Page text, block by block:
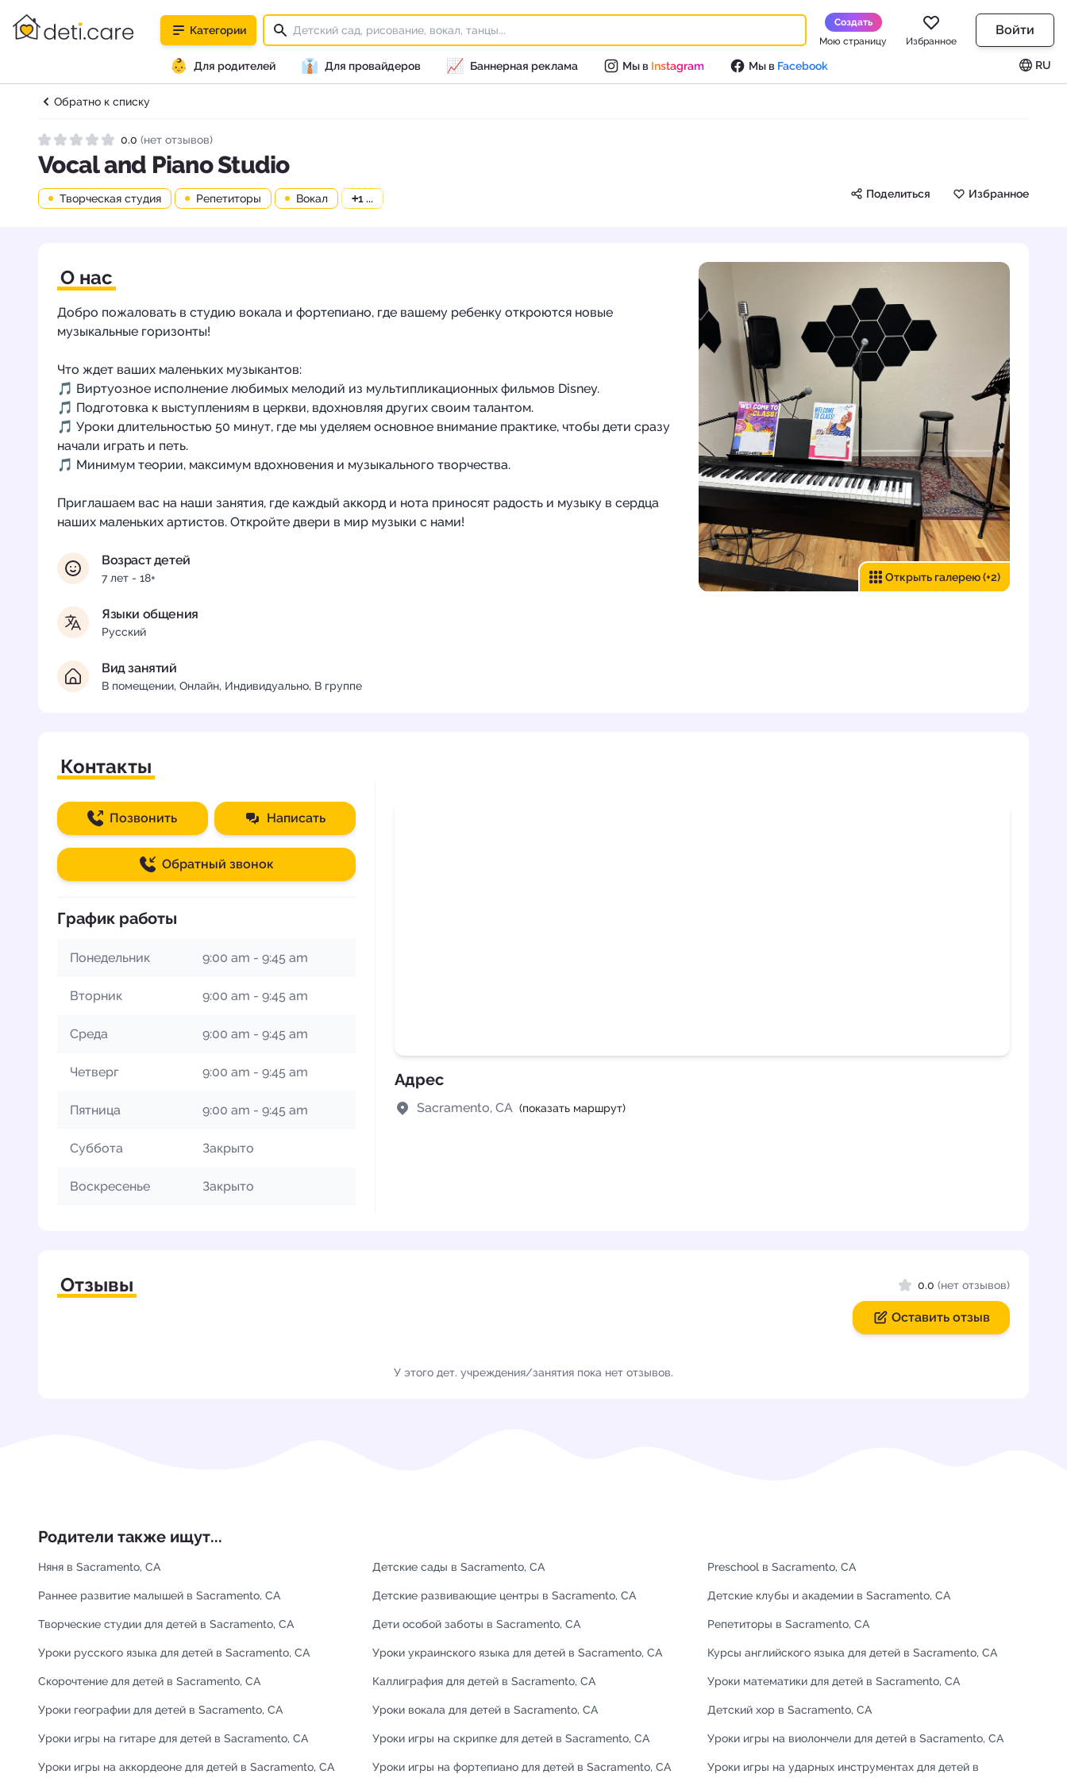
deti.care
Категории
Создать
Мою страницу
Избранное
Войти
👶 Для родителей 👔 Для провайдеров 📈 Баннерная реклама Мы в Instagram Мы в Facebook RU
Обратно к списку
Рейтинг 0.0 из 5
0.0 (нет отзывов)
Vocal and Piano Studio
Творческая студия Репетиторы Вокал +1 ... Поделиться Избранное
О нас
Добро пожаловать в студию вокала и фортепиано, где вашему ребенку откроются новые
музыкальные горизонты!
Что ждет ваших маленьких музыкантов:
🎵 Виртуозное исполнение любимых мелодий из мультипликационных фильмов Disney.
🎵 Подготовка к выступлениям в церкви, вдохновляя других своим талантом.
🎵 Уроки длительностью 50 минут, где мы уделяем основное внимание практике, чтобы дети сразу
начали играть и петь.
🎵 Минимум теории, максимум вдохновения и музыкального творчества.
Приглашаем вас на наши занятия, где каждый аккорд и нота приносят радость и музыку в сердца
наших маленьких артистов. Откройте двери в мир музыки с нами!
Возраст детей
7 лет - 18+
Языки общения
Русский
Вид занятий
В помещении, Онлайн, Индивидуально, В группе
Открыть галерею(+2)
Контакты
Позвонить Написать
Обратный звонок
График работы
Понедельник 9:00 am - 9:45 am
Вторник 9:00 am - 9:45 am
Среда 9:00 am - 9:45 am
Четверг 9:00 am - 9:45 am
Пятница 9:00 am - 9:45 am
Суббота Закрыто
Воскресенье Закрыто
Адрес
Sacramento, CA (показать маршрут)
Отзывы 0.0 (нет отзывов)
Оставить отзыв
У этого дет. учреждения/занятия пока нет отзывов.
Родители также ищут...
Няня в Sacramento, CA Детские сады в Sacramento, CA Preschool в Sacramento, CA
Раннее развитие малышей в Sacramento, CA Детские развивающие центры в Sacramento, CA Детские клубы и академии в Sacramento, CA
Творческие студии для детей в Sacramento, CA Дети особой заботы в Sacramento, CA Репетиторы в Sacramento, CA
Уроки русского языка для детей в Sacramento, CA Уроки украинского языка для детей в Sacramento, CA Курсы английского языка для детей в Sacramento, CA
Скорочтение для детей в Sacramento, CA Каллиграфия для детей в Sacramento, CA Уроки математики для детей в Sacramento, CA
Уроки географии для детей в Sacramento, CA Уроки вокала для детей в Sacramento, CA Детский хор в Sacramento, CA
Уроки игры на гитаре для детей в Sacramento, CA Уроки игры на скрипке для детей в Sacramento, CA Уроки игры на виолончели для детей в Sacramento, CA
Уроки игры на аккордеоне для детей в Sacramento, CA Уроки игры на фортепиано для детей в Sacramento, CA
Уроки игры на ударных инструментах для детей в